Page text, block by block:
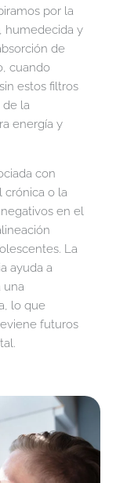
por la
humedecida y
de
cuando
estos filtros
de la
energía y
con
crónica o la
en el
La
ayuda a
una
lo que
futuros